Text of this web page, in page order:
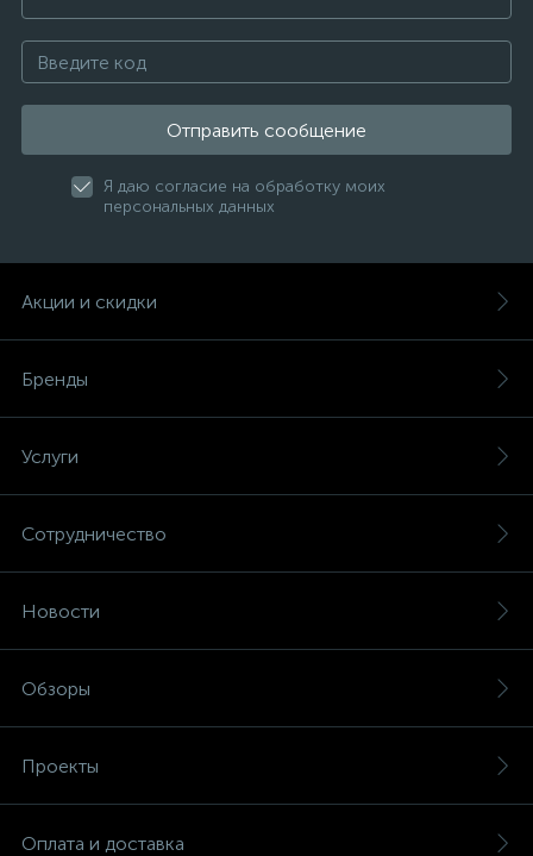
Отправить сообщение
Я даю согласие на обработку моих
персональных данных
Акции и скидки
Бренды
Услуги
Сотрудничество
Новости
Обзоры
Проекты
Оплата и доставка